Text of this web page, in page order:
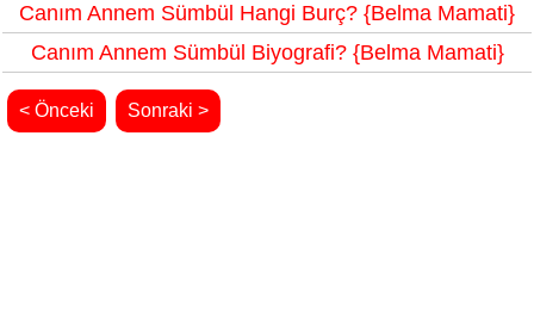
Canım Annem Sümbül Hangi Burç? {Belma Mamati}
Canım Annem Sümbül Biyografi? {Belma Mamati}
< Önceki Sonraki >